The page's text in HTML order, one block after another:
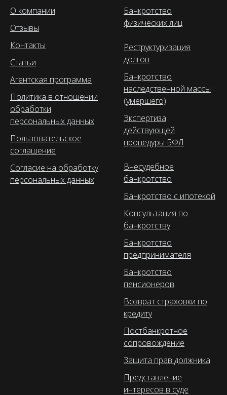
О компании
Отзывы
Контакты
Статьи
Агентская программа
Политика в отношении
обработки
персональных данных
Пользовательское
соглашение
Согласие на обработку
персональных данных
Банкротство
физических лиц
Реструктуризация
долгов
Банкротство
наследственной массы
(умершего)
Экспертиза
действующей
процедуры БФЛ
Внесудебное
банкротство
Банкротство с ипотекой
Консультация по
банкротству
Банкротство
предпринимателя
Банкротство
пенсионеров
Возврат страховки по
кредиту
Постбанкротное
сопровождение
Защита прав должника
Представление
интересов в суде